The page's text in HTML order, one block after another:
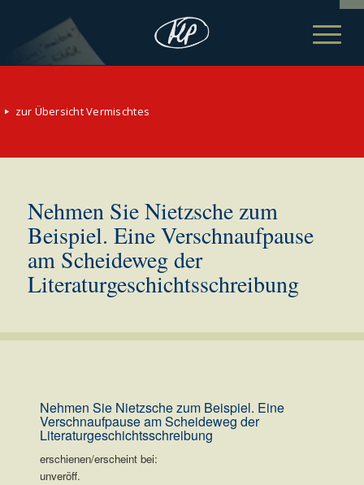
zur Übersicht Vermischtes
Nehmen Sie Nietzsche zum
Beispiel. Eine Verschnaufpause
am Scheideweg der
Literaturgeschichtsschreibung
Nehmen Sie Nietzsche zum Beispiel. Eine
Verschnaufpause am Scheideweg der
Literaturgeschichtsschreibung
erschienen/erscheint bei:
unveröff.